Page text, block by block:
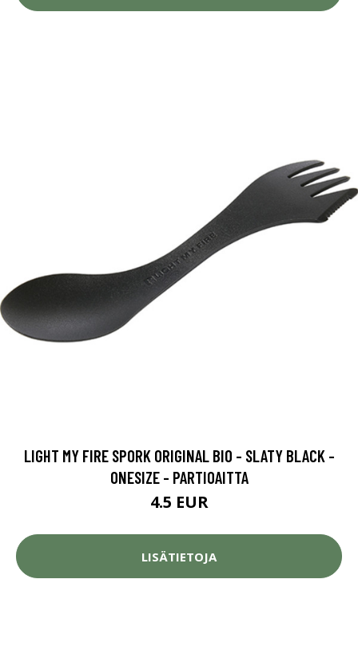
LIGHT MY FIRE SPORK ORIGINAL BIO - SLATY BLACK -
ONESIZE - PARTIOAITTA
4.5 EUR
LISÄTIETOJA